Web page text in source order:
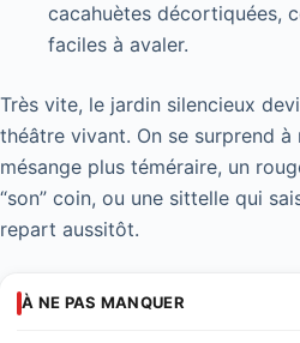
cacahuètes décortiquées,
faciles à avaler.
Très vite, le jardin silencieux
théâtre vivant. On se surprend à
mésange plus téméraire, un
“son” coin, ou une sittelle qui
repart aussitôt.
À NE PAS MANQUER